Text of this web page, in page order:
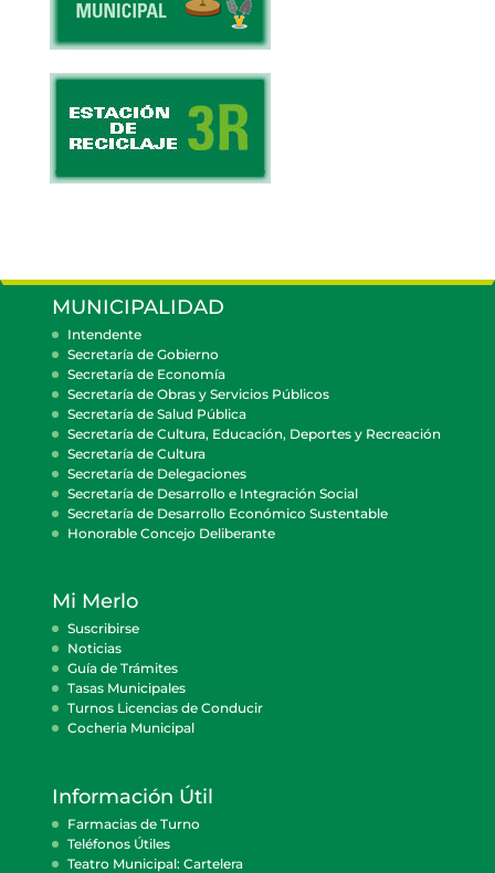
MUNICIPALIDAD
Intendente
Secretaría de Gobierno
Secretaría de Economía
Secretaría de Obras y Servicios Públicos
Secretaría de Salud Pública
Secretaría de Cultura, Educación, Deportes y Recreación
Secretaría de Cultura
Secretaría de Delegaciones
Secretaría de Desarrollo e Integración Social
Secretaría de Desarrollo Económico Sustentable
Honorable Concejo Deliberante
Mi Merlo
Suscribirse
Noticias
Guía de Trámites
Tasas Municipales
Turnos Licencias de Conducir
Cocheria Municipal
Información Útil
Farmacias de Turno
Teléfonos Útiles
Teatro Municipal: Cartelera